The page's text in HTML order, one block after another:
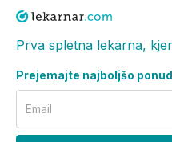
Prva spletna lekarna,
Prejemajte najboljšo
Email